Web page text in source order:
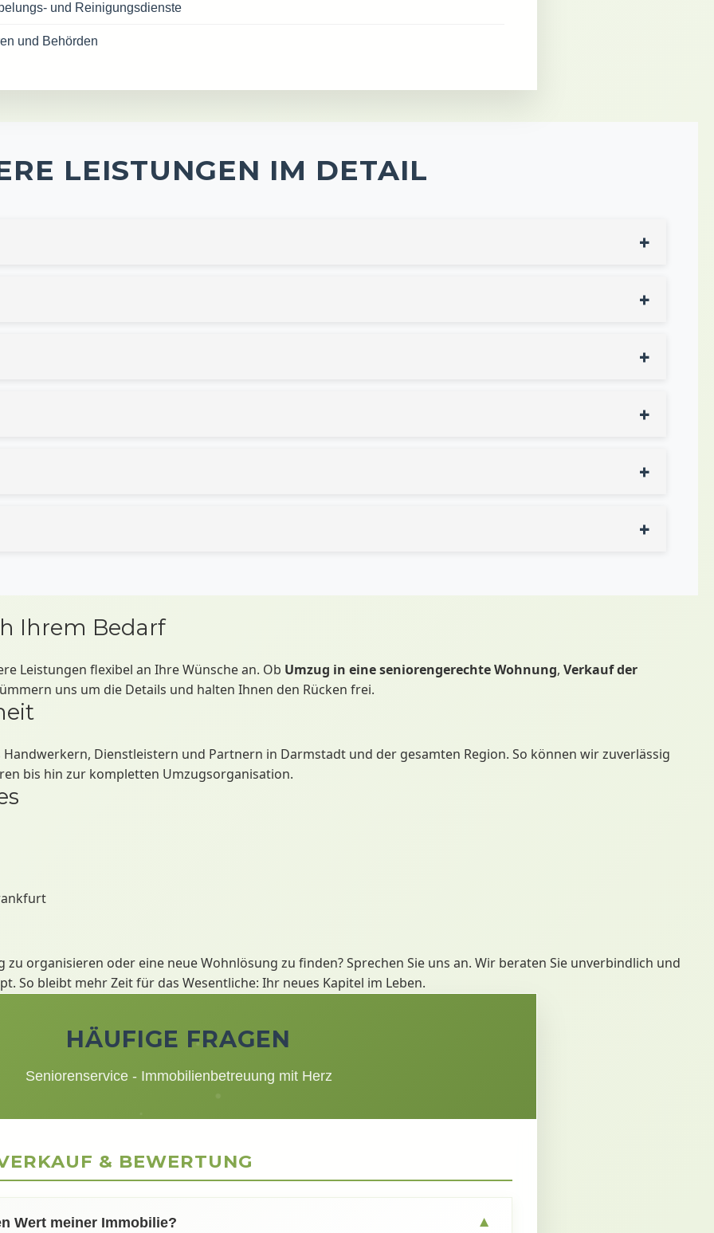
und Reinigungsdienste
und Behörden
LEISTUNGEN IM DETAIL
Ihrem Bedarf
Leistungen flexibel an Ihre Wünsche an. Ob Umzug in eine seniorengerechte Wohnung, Verkauf der
uns um die Details und halten Ihnen den Rücken frei.
Dienstleistern und Partnern in Darmstadt und der gesamten Region. So können wir zuverlässig
bis hin zur kompletten Umzugsorganisation.
organisieren oder eine neue Wohnlösung zu finden? Sprechen Sie uns an. Wir beraten Sie unverbindlich und
So bleibt mehr Zeit für das Wesentliche: Ihr neues Kapitel im Leben.
HÄUFIGE FRAGEN
Seniorenservice - Immobilienbetreuung mit Herz
& BEWERTUNG
Wert meiner Immobilie? ▼